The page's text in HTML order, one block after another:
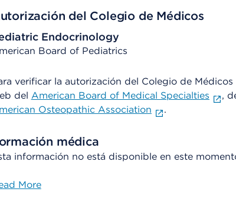
del Colegio de Médicos
Endocrinology
Board of Pediatrics
verificar la autorización del Colegio de
del American Board of Medical Specialties
,
Osteopathic Association
.
médica
información no está disponible en este
More